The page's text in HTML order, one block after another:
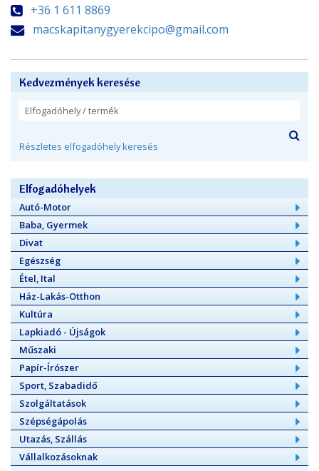
+36 1 611 8869
macskapitanygyerekcipo@gmail.com
Kedvezmények keresése
Részletes elfogadóhely keresés
Elfogadóhelyek
Autó-Motor
Baba, Gyermek
Divat
Egészség
Étel, Ital
Ház-Lakás-Otthon
Kultúra
Lapkiadó - Újságok
Műszaki
Papír-Írószer
Sport, Szabadidő
Szolgáltatások
Szépségápolás
Utazás, Szállás
Vállalkozásoknak